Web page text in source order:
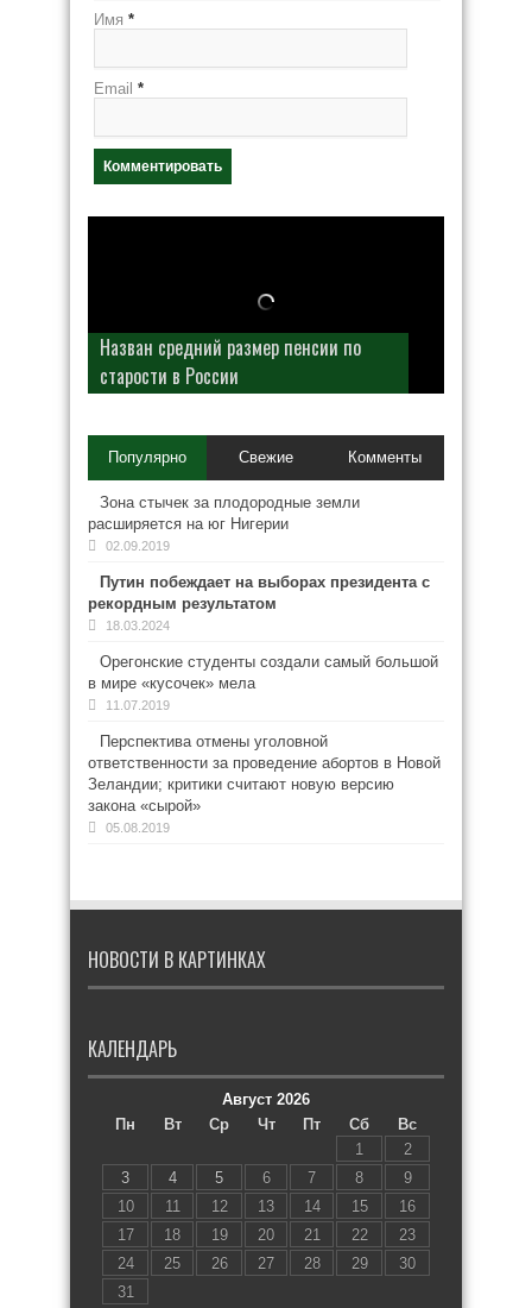
Имя *
Email *
Назван средний размер пенсии по
старости в России
Популярно Свежие Комменты
Зона стычек за плодородные земли
расширяется на юг Нигерии
02.09.2019
Путин побеждает на выборах президента с
рекордным результатом
18.03.2024
Орегонские студенты создали самый большой
в мире «кусочек» мела
11.07.2019
Перспектива отмены уголовной
ответственности за проведение абортов в Новой
Зеландии; критики считают новую версию
закона «сырой»
05.08.2019
НОВОСТИ В КАРТИНКАХ
КАЛЕНДАРЬ
Август 2026
Пн
Вт Ср Чт Пт Сб
Вс
1
2
3
4 5 6 7 8
9
10
11 12 13 14 15
16
17
18 19 20 21 22
23
24
25 26 27 28 29
30
31